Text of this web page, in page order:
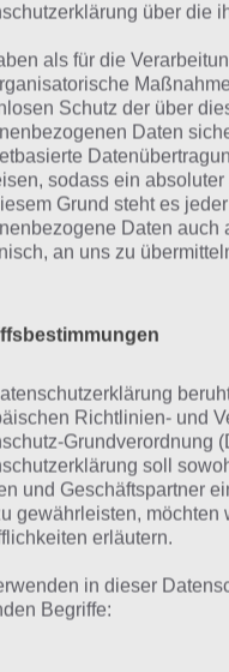
für dein Land
Screenshot – (c)
NDR
Co
für
und
funktioniert
musst du dir die
offizielle Website
dann auch direkt
Uhr. Bevor die
für dein Land die
Zeit, um seine
über die
als für die
Schutz der über
Daten
sodass ein
Grund steht es
Daten
an uns zu
Richtlinien- und
Grundverordnung
soll
und Geschäftspartner
gewährleisten, möchten
erläutern.
in dieser
Begriffe: